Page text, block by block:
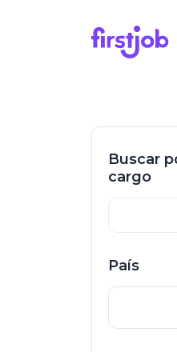
Buscar
cargo
País